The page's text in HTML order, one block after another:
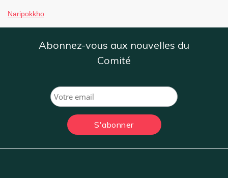
Naripokkho
Abonnez-vous aux nouvelles du
Comité